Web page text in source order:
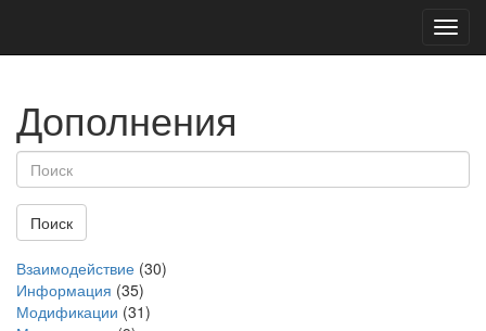
Дополнения
Взаимодействие (30)
Информация (35)
Модификации (31)